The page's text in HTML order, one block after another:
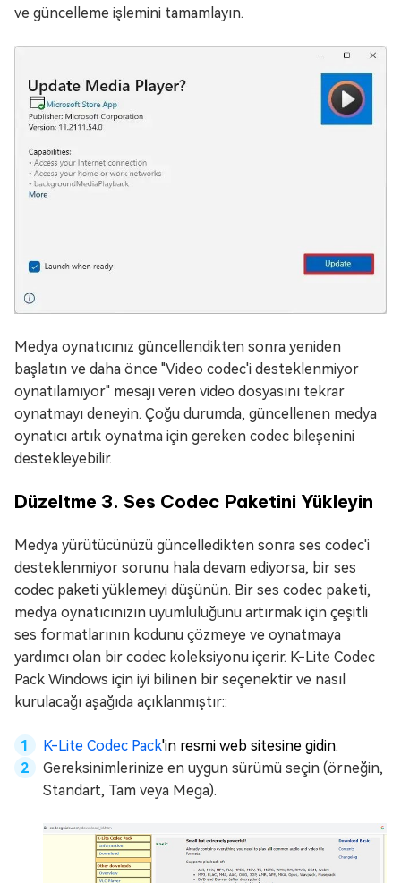
ve güncelleme işlemini tamamlayın.
Medya oynatıcınız güncellendikten sonra yeniden
başlatın ve daha önce "Video codec'i desteklenmiyor
oynatılamıyor" mesajı veren video dosyasını tekrar
oynatmayı deneyin. Çoğu durumda, güncellenen medya
oynatıcı artık oynatma için gereken codec bileşenini
destekleyebilir.
Düzeltme 3. Ses Codec Paketini Yükleyin
Medya yürütücünüzü güncelledikten sonra ses codec'i
desteklenmiyor sorunu hala devam ediyorsa, bir ses
codec paketi yüklemeyi düşünün. Bir ses codec paketi,
medya oynatıcınızın uyumluluğunu artırmak için çeşitli
ses formatlarının kodunu çözmeye ve oynatmaya
yardımcı olan bir codec koleksiyonu içerir. K-Lite Codec
Pack Windows için iyi bilinen bir seçenektir ve nasıl
kurulacağı aşağıda açıklanmıştır::
K-Lite Codec Pack'in resmi web sitesine gidin.
Gereksinimlerinize en uygun sürümü seçin (örneğin,
Standart, Tam veya Mega).